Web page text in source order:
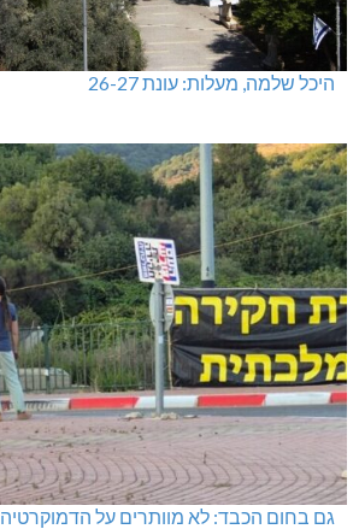
היכל שלמה, מעלות: עונת 26-27
גם בחום הכבד: לא מוותרים על הדמוקרטיה